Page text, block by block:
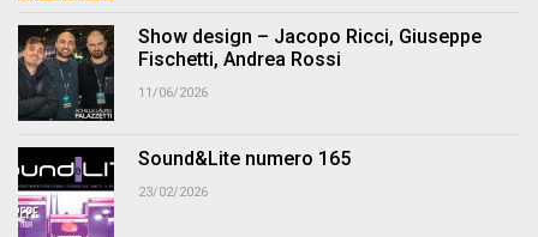
Show design – Jacopo Ricci, Giuseppe
Fischetti, Andrea Rossi
11/06/2026
Sound&Lite numero 165
23/02/2026